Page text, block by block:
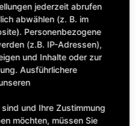
Standort abholen
Anzahl
jederzeit abrufen
abwählen (z. B. im
Personenbezogene
(z.B. IP-Adressen),
und Inhalte oder zur
Ausführlichere
und Ihre Zustimmung
möchten, müssen Sie